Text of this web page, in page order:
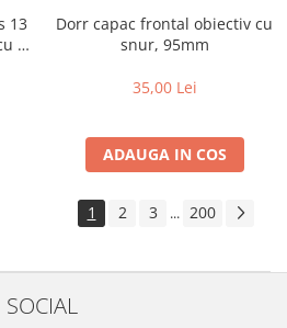
13
o
Dorr capac frontal obiectiv cu
snur, 95mm
35,00 Lei
ADAUGA IN COS
1 2 3 ... 200
SOCIAL